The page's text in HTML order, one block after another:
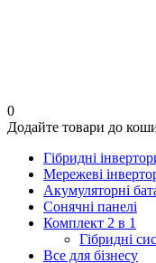
0
Додайте товари до
Гібридні
Мережеві
Акумуляторні
Сонячні панелі
Комплект 2 в 1
Гібридні
Все для бізнесу